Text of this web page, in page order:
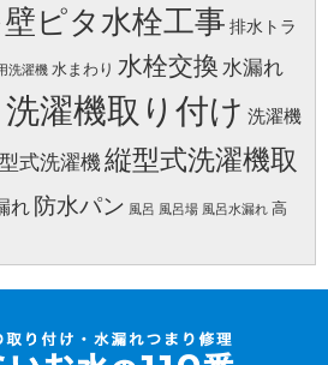
壁ピタ水栓工事 排水トラ
洗濯機 水まわり 水栓交換 水漏れ
洗濯機取り付け 洗濯機
式洗濯機 縦型式洗濯機取
れ 防水パン 風呂 風呂場 風呂水漏れ 高